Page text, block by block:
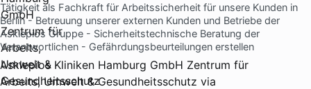
Tätigkeit als Fachkraft für Arbeitssicherheit für unsere Kunden in
Berlin - Betreuung unserer externen Kunden und Betriebe der
Asklepios Gruppe - Sicherheitstechnische Beratung der
Verantwortlichen - Gefährdungsbeurteilungen erstellen
Asklepios Kliniken Hamburg GmbH Zentrum für
Arbeits, Umwelt & Gesundheitsschutz via